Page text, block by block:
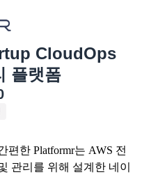
CloudOps
플랫폼
한 Platformr는 AWS 전
관리를 위해 설계한 네이